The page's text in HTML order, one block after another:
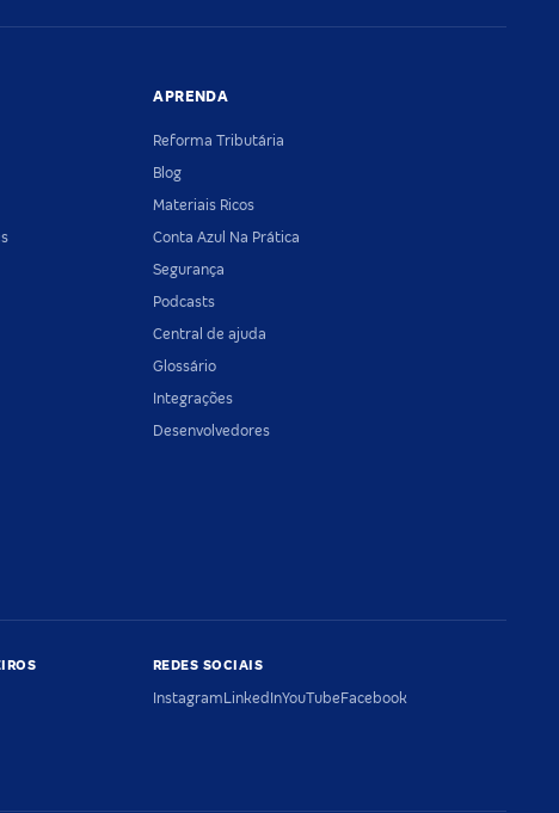
APRENDA
Reforma Tributária
Blog
Materiais Ricos
Conta Azul Na Prática
Segurança
Podcasts
Central de ajuda
Glossário
Integrações
Desenvolvedores
REDES SOCIAIS
InstagramLinkedInYouTubeFacebook